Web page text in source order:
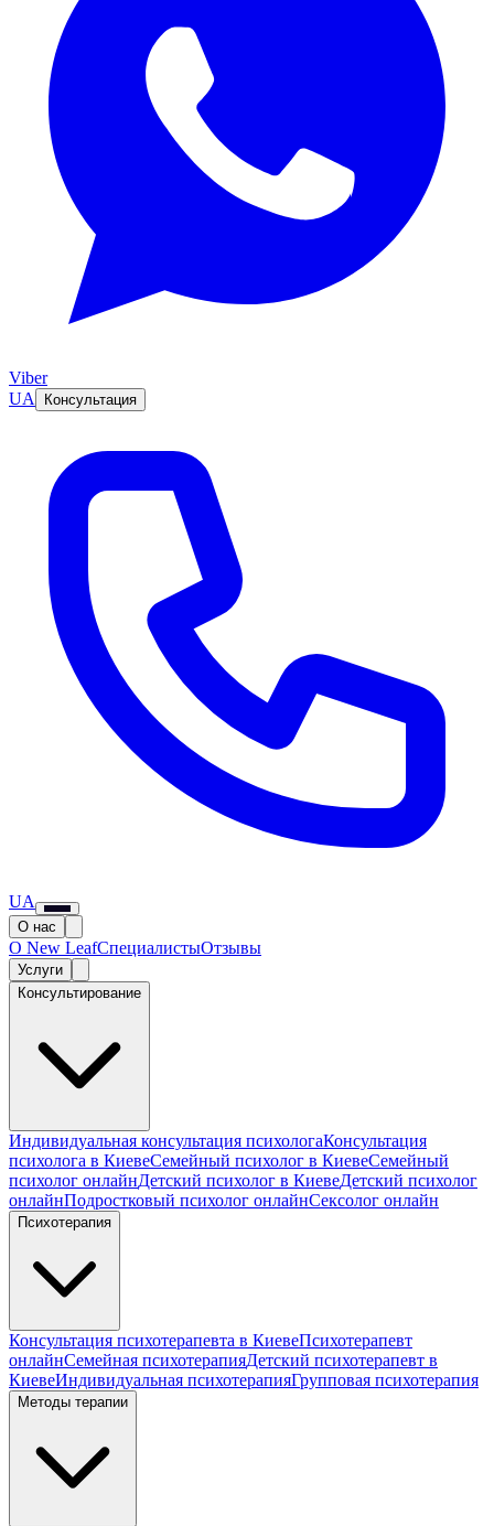
Viber
UA
Консультация
UA
О нас
О New LeafСпециалистыОтзывы
Услуги
Консультирование
Индивидуальная консультация психологаКонсультация
психолога в КиевеСемейный психолог в КиевеСемейный
психолог онлайнДетский психолог в КиевеДетский психолог
онлайнПодростковый психолог онлайнСексолог онлайн
Психотерапия
Консультация психотерапевта в КиевеПсихотерапевт
онлайнСемейная психотерапияДетский психотерапевт в
КиевеИндивидуальная психотерапияГрупповая психотерапия
Методы терапии